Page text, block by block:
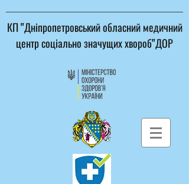
КП "Дніпропетровський обласний медичний
центр соціально значущих хвороб"ДОР